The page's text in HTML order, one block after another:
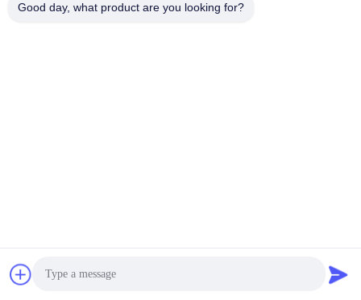
Good day, what product are you looking for?